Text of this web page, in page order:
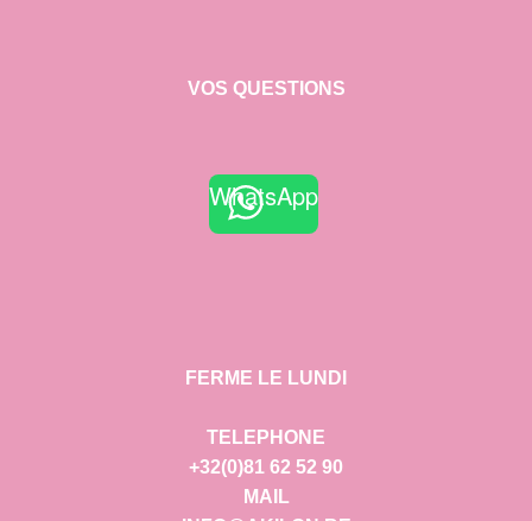
VOS QUESTIONS
WhatsApp
FERME LE LUNDI
TELEPHONE
+32(0)81 62 52 90
MAIL